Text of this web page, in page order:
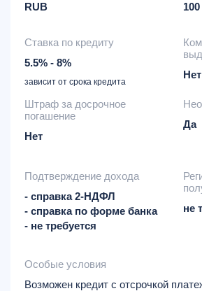
RUB
Ставка по кредиту
5.5% - 8%
зависит от срока кредита
Нет
Штраф за досрочное
погашение
Нет
Да
Подтверждение дохода
- справка 2-НДФЛ
- справка по форме банка
- не требуется
не
Особые условия
Возможен кредит с отсрочкой